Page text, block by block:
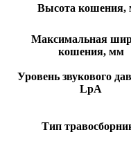
Высота кошения,
Максимальная
кошения, мм
Уровень звукового
LpA
Тип